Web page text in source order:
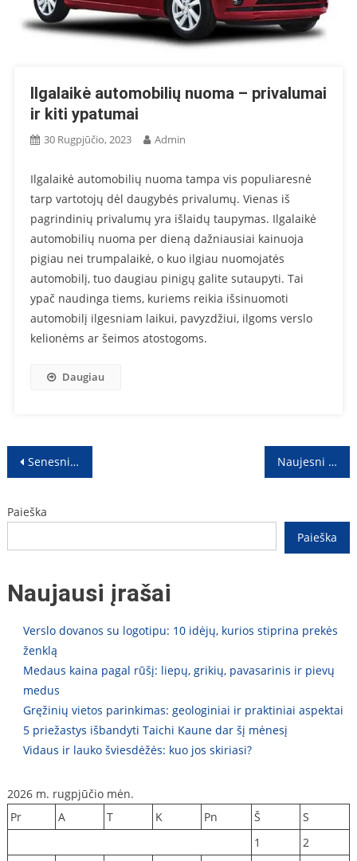
Ilgalaikė automobilių nuoma – privalumai
ir kiti ypatumai
30 Rugpjūčio, 2023 Admin
Ilgalaikė automobilių nuoma tampa vis populiaresnė
tarp vartotojų dėl daugybės privalumų. Vienas iš
pagrindinių privalumų yra išlaidų taupymas. Ilgalaikė
automobilių nuoma per dieną dažniausiai kainuoja
pigiau nei trumpalaikė, o kuo ilgiau nuomojatės
automobilį, tuo daugiau pinigų galite sutaupyti. Tai
ypač naudinga tiems, kuriems reikia išsinuomoti
automobilį ilgesniam laikui, pavyzdžiui, ilgoms verslo
kelionėms ar šeimos atostogoms.
Daugiau
Navigacija
įrašų
Senesni įrašai Naujesni įrašai
Paieška
Paieška
Naujausi įrašai
Verslo dovanos su logotipu: 10 idėjų, kurios stiprina prekės
ženklą
Medaus kaina pagal rūšį: liepų, grikių, pavasarinis ir pievų
medus
Gręžinių vietos parinkimas: geologiniai ir praktiniai aspektai
5 priežastys išbandyti Taichi Kaune dar šį mėnesį
Vidaus ir lauko šviesdėžės: kuo jos skiriasi?
2026 m. rugpjūčio mėn.
Pr
A T K Pn Š
S
1
2